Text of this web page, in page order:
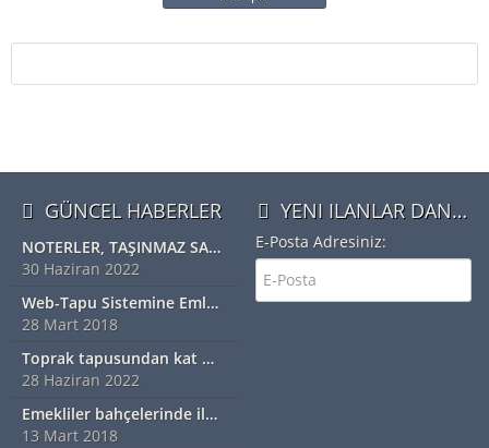
GÜNCEL HABERLER
NOTERLER, TAŞINMAZ SATIŞ VAADİ SÖZLEŞMESİ YAPABİLECEK
30 Haziran 2022
Web-Tapu Sistemine Emlakçılar da Eklendi
28 Mart 2018
Toprak tapusundan kat mülkiyetine geçiş nasıl olur?
28 Haziran 2022
Emekliler bahçelerinde ilk hasadı yaptı
13 Mart 2018
YENI ILANLAR DAN HABERDAR OLMAK IÇIN ÜYE OLUN
E-Posta Adresiniz: